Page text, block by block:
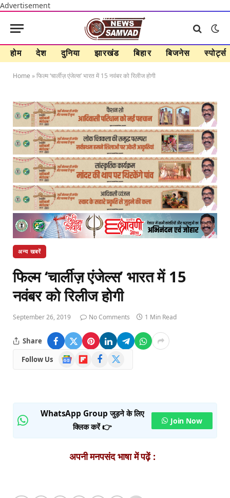
Advertisement
होम देश दुनिया झारखंड बिहार बिजनेस स्पोर्ट्स
Home »फिल्म ‘चार्लीज़ एंजेल्स’ भारत में 15 नवंबर को रिलीज होगी
अन्य खबरें
फिल्म ‘चार्लीज़ एंजेल्स’ भारत में 15
नवंबर को रिलीज होगी
September 26, 2019 No Comments 1 Min Read
Share
Follow Us
Google
News
FlipboardFacebook
WhatsApp Group जुड़ने के लिए
क्लिक करें 👉
Join Now
अपनी मनपसंद भाषा में पढ़ें :